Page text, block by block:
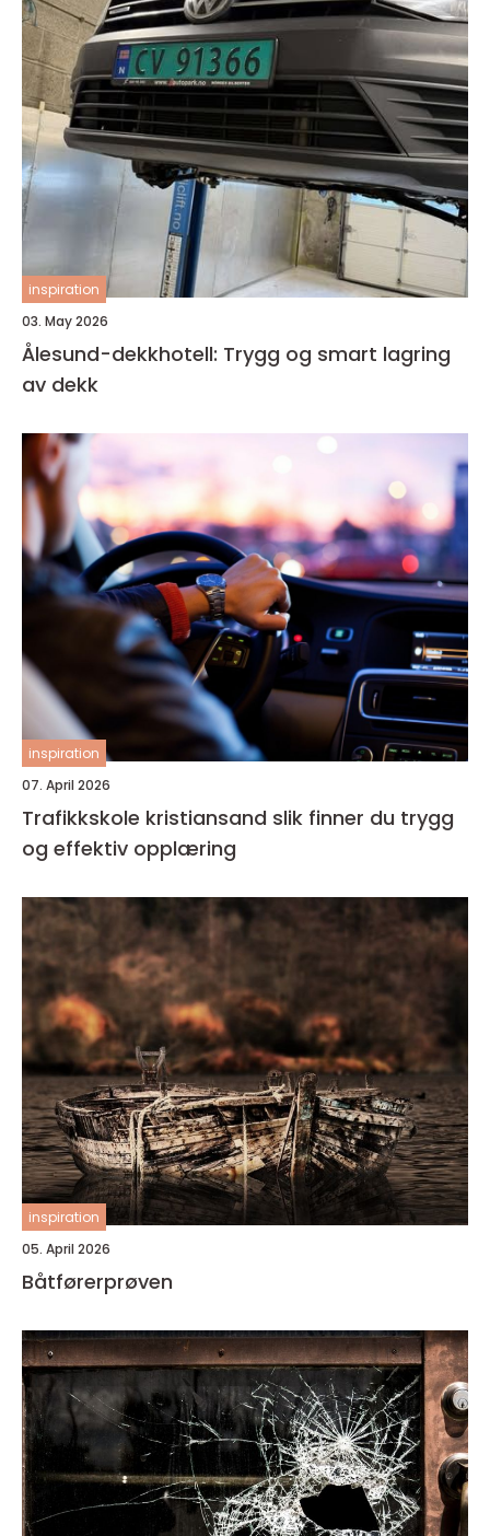
inspiration
03. May 2026
Ålesund-dekkhotell: Trygg og smart lagring
av dekk
inspiration
07. April 2026
Trafikkskole kristiansand slik finner du trygg
og effektiv opplæring
inspiration
05. April 2026
Båtførerprøven